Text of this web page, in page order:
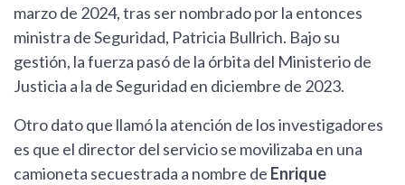
marzo de 2024, tras ser nombrado por la entonces
ministra de Seguridad, Patricia Bullrich. Bajo su
gestión, la fuerza pasó de la órbita del Ministerio de
Justicia a la de Seguridad en diciembre de 2023.
Otro dato que llamó la atención de los investigadores
es que el director del servicio se movilizaba en una
camioneta secuestrada a nombre de Enrique